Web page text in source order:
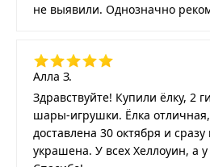
не выявили. Однозначно
Алла З.
Здравствуйте! Купили ёлку, 2
шары-игрушки. Ёлка
доставлена 30 октября и
украшена. У всех Хеллоуин, а